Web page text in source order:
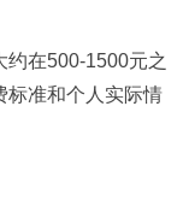
约在500-1500元之
标准和个人实际情